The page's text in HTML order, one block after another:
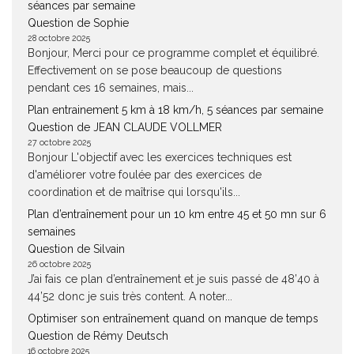
séances par semaine
Question de Sophie
28 octobre 2025
Bonjour, Merci pour ce programme complet et équilibré.
Effectivement on se pose beaucoup de questions
pendant ces 16 semaines, mais...
Plan entrainement 5 km à 18 km/h, 5 séances par semaine
Question de JEAN CLAUDE VOLLMER
27 octobre 2025
Bonjour L'objectif avec les exercices techniques est
d'améliorer votre foulée par des exercices de
coordination et de maîtrise qui lorsqu'ils...
Plan d’entraînement pour un 10 km entre 45 et 50 mn sur 6
semaines
Question de Silvain
26 octobre 2025
J’ai fais ce plan d’entraînement et je suis passé de 48’40 à
44’52 donc je suis très content. A noter...
Optimiser son entraînement quand on manque de temps
Question de Rémy Deutsch
16 octobre 2025